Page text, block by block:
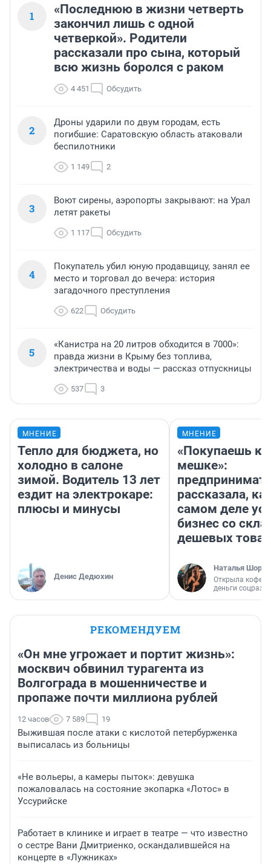
1
«Последнюю в жизни четверть
закончил лишь с одной
четверкой». Родители
рассказали про сына, который
всю жизнь боролся с раком
4 451 Обсудить
2
Дроны ударили по двум городам, есть
погибшие: Саратовскую область атаковали
беспилотники
1 149 2
3
Воют сирены, аэропорты закрывают: на Урал
летят ракеты
1 117 Обсудить
4
Покупатель убил юную продавщицу, занял ее
место и торговал до вечера: история
загадочного преступления
622 Обсудить
5
«Канистра на 20 литров обходится в 7000»:
правда жизни в Крыму без топлива,
электричества и воды — рассказ отпускницы
537 3
МНЕНИЕ
Тепло для бюджета, но
холодно в салоне
зимой. Водитель 13 лет
ездит на электрокаре:
плюсы и минусы
Денис Дедюхин
МНЕНИЕ
«Покупаешь
мешке»:
рассказала,
самом деле
бизнес со
дешевых
Наталья
Открыла
деньги
РЕКОМЕНДУЕМ
«Он мне угрожает и портит жизнь»:
москвич обвинил турагента из
Волгограда в мошенничестве и
пропаже почти миллиона рублей
12 часов 7 589 19
Выжившая после атаки с кислотой петербурженка
выписалась из больницы
«Не вольеры, а камеры пыток»: девушка
пожаловалась на состояние экопарка «Лотос» в
Уссурийске
Работает в клинике и играет в театре — что известно
о сестре Вани Дмитриенко, оскандалившейся на
концерте в «Лужниках»